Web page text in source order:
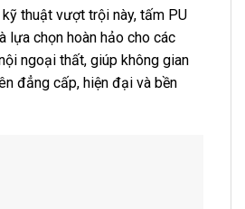
thuật vượt trội này, tấm PU
lựa chọn hoàn hảo cho các
ngoại thất, giúp không gian
đẳng cấp, hiện đại và bền